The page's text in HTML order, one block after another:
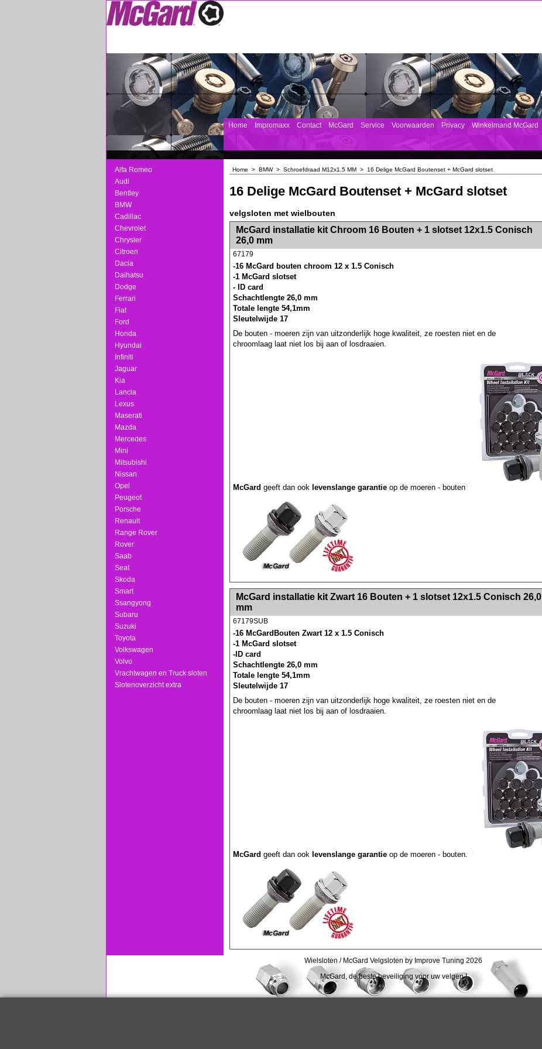
Home Impromaxx Contact McGard Service Voorwaarden Privacy Winkelmand McGard
Alfa Romeo
Audi
Bentley
BMW
Cadillac
Chevrolet
Chrysler
Citroen
Dacia
Daihatsu
Dodge
Ferrari
Fiat
Ford
Honda
Hyundai
Infiniti
Jaguar
Kia
Lancia
Lexus
Maserati
Mazda
Mercedes
Mini
Mitsubishi
Nissan
Opel
Peugeot
Porsche
Renault
Range Rover
Rover
Saab
Seat
Skoda
Smart
Ssangyong
Subaru
Suzuki
Toyota
Volkswagen
Volvo
Vrachtwagen en Truck sloten
Slotenoverzicht extra
Home > BMW> Schroefdraad M12x1.5 MM > 16 Delige McGard Boutenset + McGard slotset
16 Delige McGard Boutenset + McGard slotset
velgsloten met wielbouten
<!-- MakeFullWidth0 --><!-- MakeFullWidth1 --><!-- MakeFullWidth2 --><!-- MakeFullWidth3 --><!-- MakeFullWidth4 --><!-- MakeFullWidth5 --><!-- MakeFullWidth6 --><!-- MakeFullWidth7 --><!-- MakeFullWidth8 --><!-- MakeFullWidth9 --><!-- MakeFullWidth10 --><!-- MakeFullWidth11 --><!-- MakeFullWidth12 --><!-- MakeFullWidth13 --><!-- MakeFullWidth14 --><!-- MakeFullWidth15 --><!-- MakeFullWidth16 --><!-- MakeFullWidth17 --><!-- MakeFullWidth18 --><!-- MakeFullWidth19 -->
McGard installatie kit Chroom 16 Bouten + 1 slotset 12x1.5 Conisch
26,0 mm
67179
-16 McGard bouten chroom 12 x 1.5 Conisch
-1 McGard slotset
- ID card
Schachtlengte 26,0 mm
Totale lengte 54,1mm
Sleutelwijde 17
De bouten - moeren zijn van uitzonderlijk hoge kwaliteit, ze roesten niet en de
chroomlaag laat niet los bij aan of losdraaien.
McGard geeft dan ook levenslange garantie op de moeren - bouten
<!-- MakeFullWidth0 --><!-- MakeFullWidth1 --><!-- MakeFullWidth2 --><!-- MakeFullWidth3 --><!-- MakeFullWidth4 --><!-- MakeFullWidth5 --><!-- MakeFullWidth6 --><!-- MakeFullWidth7 --><!-- MakeFullWidth8 --><!-- MakeFullWidth9 --><!-- MakeFullWidth10 --><!-- MakeFullWidth11 --><!-- MakeFullWidth12 --><!-- MakeFullWidth13 --><!-- MakeFullWidth14 --><!-- MakeFullWidth15 --><!-- MakeFullWidth16 --><!-- MakeFullWidth17 --><!-- MakeFullWidth18 --><!-- MakeFullWidth19 -->
McGard installatie kit Zwart 16 Bouten + 1 slotset 12x1.5 Conisch 26,0
mm
67179SUB
-16 McGardBouten Zwart 12 x 1.5 Conisch
-1 McGard slotset
-ID card
Schachtlengte 26,0 mm
Totale lengte 54,1mm
Sleutelwijde 17
De bouten - moeren zijn van uitzonderlijk hoge kwaliteit, ze roesten niet en de
chroomlaag laat niet los bij aan of losdraaien.
McGard geeft dan ook levenslange garantie op de moeren - bouten.
Wielsloten / McGard Velgsloten by Improve Tuning 2026
McGard, de beste beveiliging voor uw velgen !